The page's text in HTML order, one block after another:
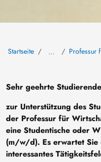
Startseite … Professur
Sehr geehrte
zur Unterstützung des
der Professur für
eine Studentische oder
(m/w/d). Es erwartet Sie
interessantes